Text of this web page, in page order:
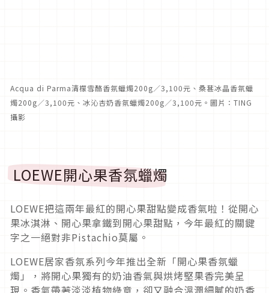
Acqua di Parma清檬雪酪香氛蠟燭200g／3,100元、桑葚冰晶香氛蠟
燭200g／3,100元、冰沁杏奶香氛蠟燭200g／3,100元。圖片：TING
攝影
LOEWE開心果香氛蠟燭
LOEWE把這兩年最紅的開心果甜點變成香氣啦！從開心
果冰淇淋、開心果拿鐵到開心果甜點，今年最紅的關鍵
字之一絕對非Pistachio莫屬。
LOEWE居家香氛系列今年推出全新「開心果香氛蠟
燭」，將開心果獨有的奶油香氣與烘烤堅果香完美呈